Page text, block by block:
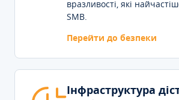
вразливості, які
SMB.
Перейти до безпеки
Інфраструктура